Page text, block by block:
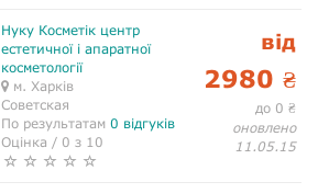
Нуку Косметік центр
естетичної і апаратної
косметології
м. Харків
Советская
По результатам 0 відгуків
Оцінка / 0 з 10
від
2980 ₴
до 0 ₴
оновлено
11.05.15